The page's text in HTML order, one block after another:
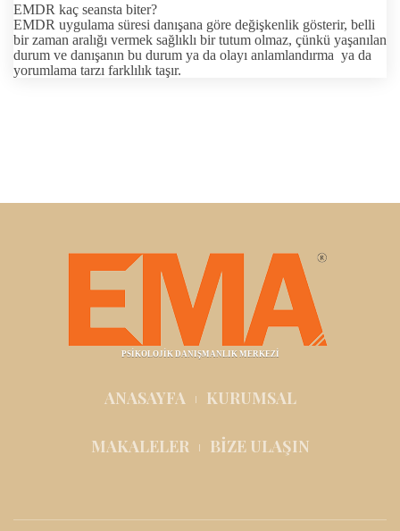
EMDR kaç seansta biter?
EMDR uygulama süresi danışana göre değişkenlik gösterir, belli
bir zaman aralığı vermek sağlıklı bir tutum olmaz, çünkü yaşanılan
durum ve danışanın bu durum ya da olayı anlamlandırma ya da
yorumlama tarzı farklılık taşır.
PSİKOLOJİK DANIŞMANLIK MERKEZİ
ANASAYFA KURUMSAL
MAKALELER BİZE ULAŞIN